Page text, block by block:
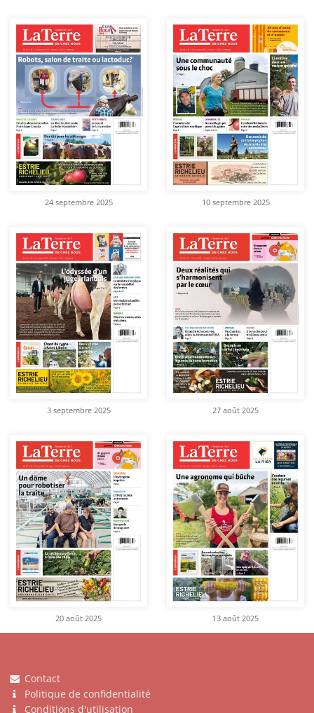
24 septembre 2025 10 septembre 2025
3 septembre 2025 27 août 2025
20 août 2025 13 août 2025
Contact
Politique de confidentialité
Conditions d'utilisation